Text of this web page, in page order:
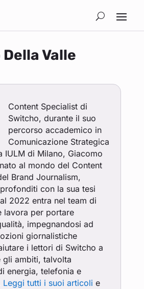
Valle
Content Specialist di
Switcho, durante il suo
percorso accademico in
Comunicazione Strategica
IULM di Milano, Giacomo
al mondo del Content
Brand Journalism,
con la sua tesi
2022 entra nel team di
lavora per portare
impegnandosi ad
giornalistiche
i lettori di Switcho a
gli ambiti, talvolta
energia, telefonia e
Leggi tutti i suoi articoli e